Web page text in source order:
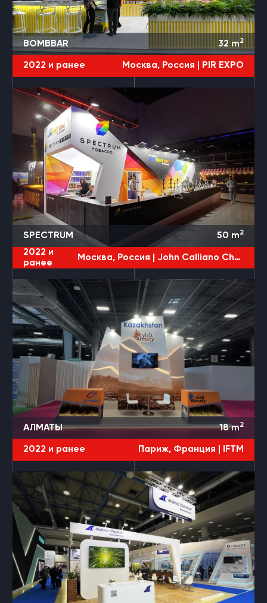
BOMBBAR 32 m2
2022 и ранее Москва, Россия | PIR EXPO
SPECTRUM 50 m2
2022 и
ранее
Москва, Россия | John Calliano Christmas
АЛМАТЫ 18m2
2022 и ранее Париж, Франция | IFTM